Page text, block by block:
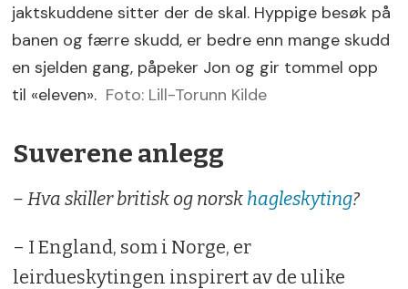
jaktskuddene sitter der de skal. Hyppige besøk på
banen og færre skudd, er bedre enn mange skudd
en sjelden gang, påpeker Jon og gir tommel opp
til «eleven». Foto: Lill-Torunn Kilde
Suverene anlegg
– Hva skiller britisk og norsk hagleskyting?
– I England, som i Norge, er
leirdueskytingen inspirert av de ulike